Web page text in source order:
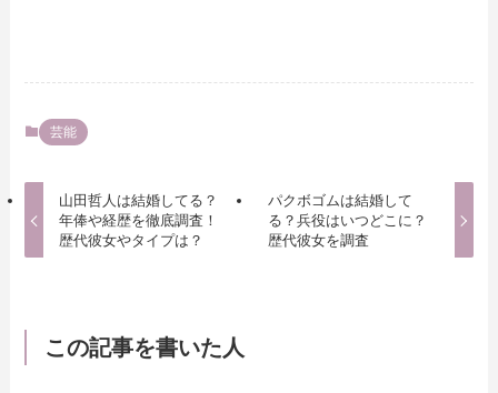
芸能
山田哲人は結婚してる？
年俸や経歴を徹底調査！
歴代彼女やタイプは？
パクボゴムは結婚して
る？兵役はいつどこに？
歴代彼女を調査
この記事を書いた人